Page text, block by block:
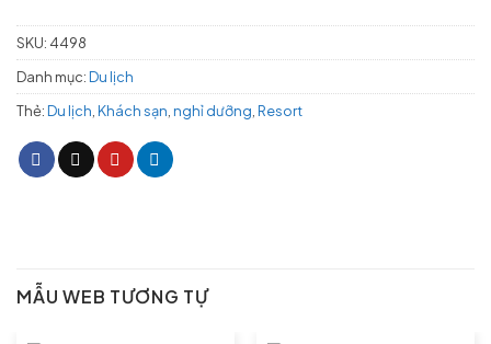
SKU: 4498
Danh mục:Du lịch
Thẻ:Du lịch Khách sạn nghỉ dưỡng Resort
MẪU WEB TƯƠNG TỰ